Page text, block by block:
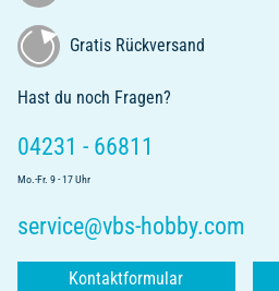
Gratis Rückversand
Hast du noch Fragen?
04231 - 66811
Mo.-Fr. 9 - 17 Uhr
service@vbs-hobby.com
Kontaktformular